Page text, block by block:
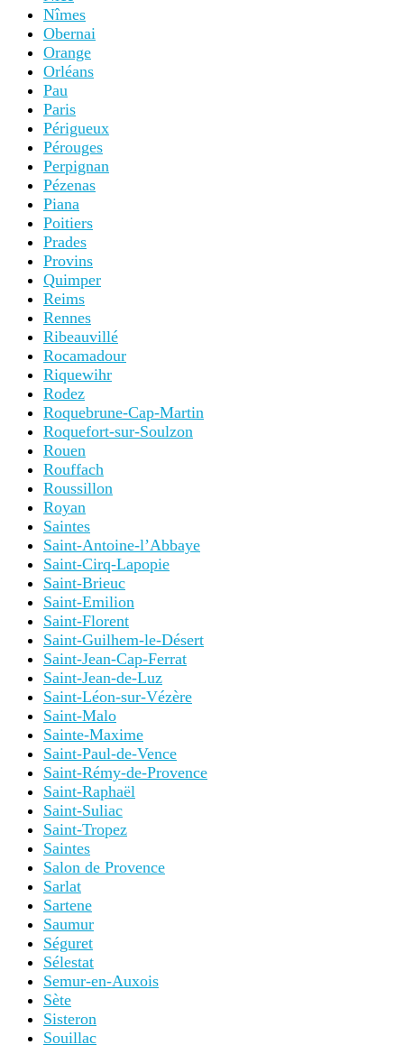
Nîmes
Obernai
Orange
Orléans
Pau
Paris
Périgueux
Pérouges
Perpignan
Pézenas
Piana
Poitiers
Prades
Provins
Quimper
Reims
Rennes
Ribeauvillé
Rocamadour
Riquewihr
Rodez
Roquebrune-Cap-Martin
Roquefort-sur-Soulzon
Rouen
Rouffach
Roussillon
Royan
Saintes
Saint-Antoine-l’Abbaye
Saint-Cirq-Lapopie
Saint-Brieuc
Saint-Emilion
Saint-Florent
Saint-Guilhem-le-Désert
Saint-Jean-Cap-Ferrat
Saint-Jean-de-Luz
Saint-Léon-sur-Vézère
Saint-Malo
Sainte-Maxime
Saint-Paul-de-Vence
Saint-Rémy-de-Provence
Saint-Raphaël
Saint-Suliac
Saint-Tropez
Saintes
Salon de Provence
Sarlat
Sartene
Saumur
Séguret
Sélestat
Semur-en-Auxois
Sète
Sisteron
Souillac